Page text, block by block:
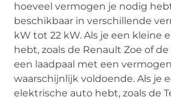
hoeveel vermogen je nodig
beschikbaar in verschillende
kW tot 22 kW. Als je een kleine
hebt, zoals de Renault Zoe of de
een laadpaal met een
waarschijnlijk voldoende. Als je
elektrische auto hebt, zoals de